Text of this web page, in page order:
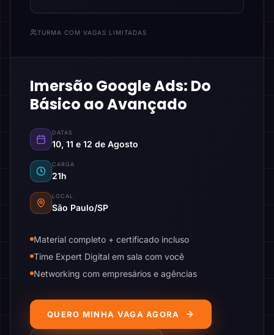
TURMA COM VAGAS LIMITADAS
Imersão Google Ads: Do
Básico ao Avançado
DATAS
10, 11 e 12 de Agosto
CARGA
21h
LOCAL
São Paulo/SP
Material completo + certificado incluso
Time Expert Digital em sala com você
Networking com empresários e agências
QUERO MINHA VAGA AGORA